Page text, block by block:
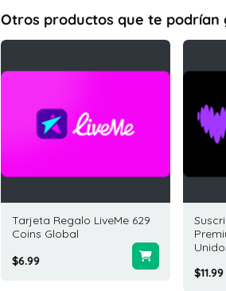
Otros productos que te podrían
Tarjeta Regalo LiveMe 629
Coins Global
$6.99
$11.99